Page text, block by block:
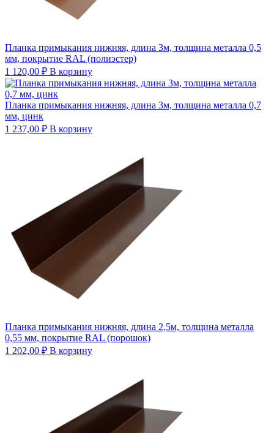
Планка примыкания нижняя, длина 3м, толщина металла 0,5
мм, покрытие RAL (полиэстер)
1 120,00 ₽ В корзину
Планка примыкания нижняя, длина 3м, толщина металла 0,7
мм, цинк
1 237,00 ₽ В корзину
Планка примыкания нижняя, длина 2,5м, толщина металла
0,55 мм, покрытие RAL (порошок)
1 202,00 ₽ В корзину